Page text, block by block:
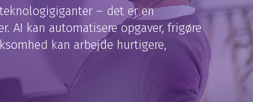
– det er en
AI kan automatisere opgaver, frigøre
kan arbejde hurtigere,